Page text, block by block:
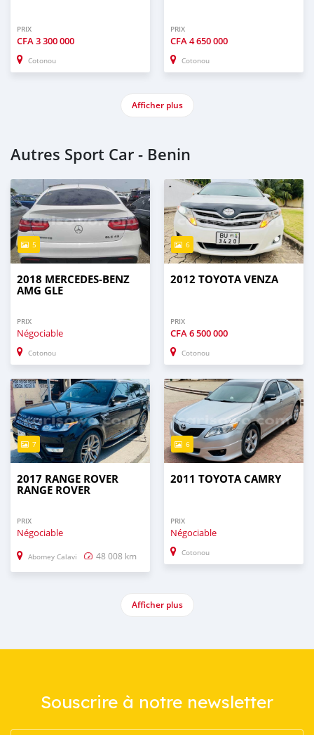
PRIX
CFA3 300 000
Cotonou
PRIX
CFA4 650 000
Cotonou
Afficher plus
Autres Sport Car - Benin
5
2018 MERCEDES-BENZ
AMG GLE
PRIX
Négociable
Cotonou
6
2012 TOYOTA VENZA
PRIX
CFA6 500 000
Cotonou
7
2017 RANGE ROVER
RANGE ROVER
PRIX
Négociable
Abomey Calavi 48 008 km
6
2011 TOYOTA CAMRY
PRIX
Négociable
Cotonou
Afficher plus
Souscrire à notre newsletter